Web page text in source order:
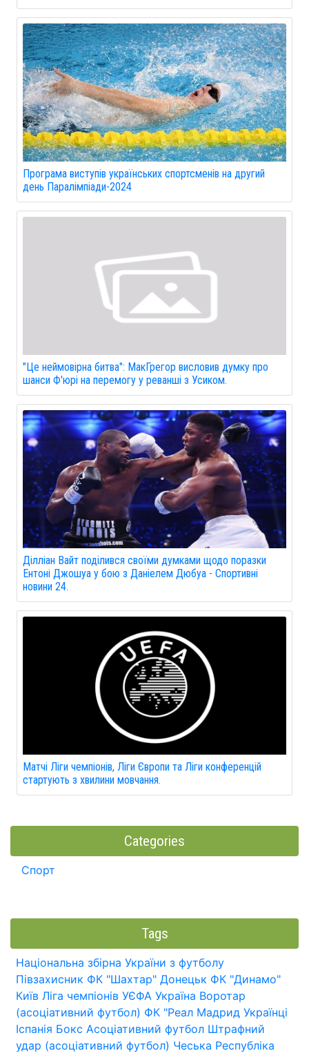
Програма виступів українських спортсменів на другий
день Паралімпіади-2024
"Це неймовірна битва": МакГрегор висловив думку про
шанси Ф'юрі на перемогу у реванші з Усиком.
Ділліан Вайт поділився своїми думками щодо поразки
Ентоні Джошуа у бою з Даніелем Дюбуа - Спортивні
новини 24.
Матчі Ліги чемпіонів, Ліги Європи та Ліги конференцій
стартують з хвилини мовчання.
Categories
Спорт
Tags
Національна збірна України з футболу
Півзахисник ФК "Шахтар" Донецьк ФК "Динамо"
Київ Ліга чемпіонів УЄФА Україна Воротар
(асоціативний футбол) ФК "Реал Мадрид Українці
Іспанія Бокс Асоціативний футбол Штрафний
удар (асоціативний футбол) Чеська Республіка